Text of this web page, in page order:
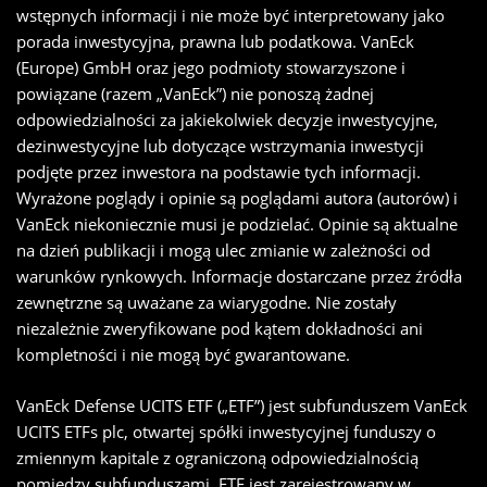
wstępnych informacji i nie może być interpretowany jako
porada inwestycyjna, prawna lub podatkowa. VanEck
(Europe) GmbH oraz jego podmioty stowarzyszone i
powiązane (razem „VanEck”) nie ponoszą żadnej
odpowiedzialności za jakiekolwiek decyzje inwestycyjne,
dezinwestycyjne lub dotyczące wstrzymania inwestycji
podjęte przez inwestora na podstawie tych informacji.
Wyrażone poglądy i opinie są poglądami autora (autorów) i
VanEck niekoniecznie musi je podzielać. Opinie są aktualne
na dzień publikacji i mogą ulec zmianie w zależności od
warunków rynkowych. Informacje dostarczane przez źródła
zewnętrzne są uważane za wiarygodne. Nie zostały
niezależnie zweryfikowane pod kątem dokładności ani
kompletności i nie mogą być gwarantowane.
VanEck Defense UCITS ETF („ETF”) jest subfunduszem VanEck
UCITS ETFs plc, otwartej spółki inwestycyjnej funduszy o
zmiennym kapitale z ograniczoną odpowiedzialnością